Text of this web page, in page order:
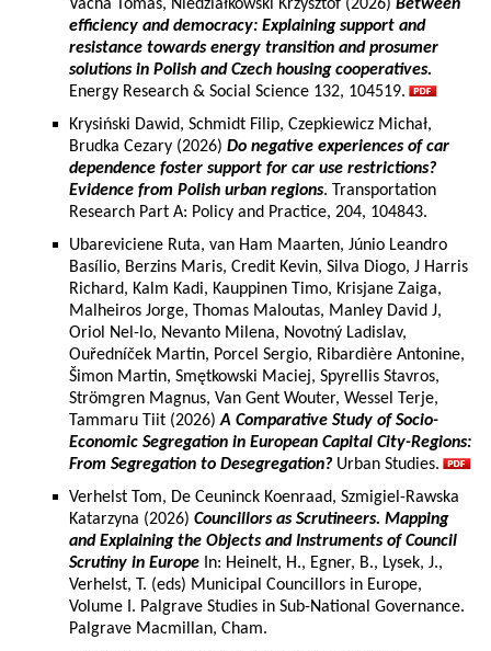
Vácha Tomáš, Niedziałkowski Krzysztof (2026) Between
efficiency and democracy: Explaining support and
resistance towards energy transition and prosumer
solutions in Polish and Czech housing cooperatives.
Energy Research & Social Science 132, 104519.
Krysiński Dawid, Schmidt Filip, Czepkiewicz Michał,
Brudka Cezary (2026) Do negative experiences of car
dependence foster support for car use restrictions?
Evidence from Polish urban regions. Transportation
Research Part A: Policy and Practice, 204, 104843.
Ubareviciene Ruta, van Ham Maarten, Júnio Leandro
Basílio, Berzins Maris, Credit Kevin, Silva Diogo, J Harris
Richard, Kalm Kadi, Kauppinen Timo, Krisjane Zaiga,
Malheiros Jorge, Thomas Maloutas, Manley David J,
Oriol Nel-lo, Nevanto Milena, Novotný Ladislav,
Ouředníček Martin, Porcel Sergio, Ribardière Antonine,
Šimon Martin, Smętkowski Maciej, Spyrellis Stavros,
Strömgren Magnus, Van Gent Wouter, Wessel Terje,
Tammaru Tiit (2026)A Comparative Study of Socio-
Economic Segregation in European Capital City-Regions:
From Segregation to Desegregation? Urban Studies.
Verhelst Tom, De Ceuninck Koenraad, Szmigiel-Rawska
Katarzyna (2026) Councillors as Scrutineers. Mapping
and Explaining the Objects and Instruments of Council
Scrutiny in Europe In: Heinelt, H., Egner, B., Lysek, J.,
Verhelst, T. (eds) Municipal Councillors in Europe,
Volume I. Palgrave Studies in Sub-National Governance.
Palgrave Macmillan, Cham.